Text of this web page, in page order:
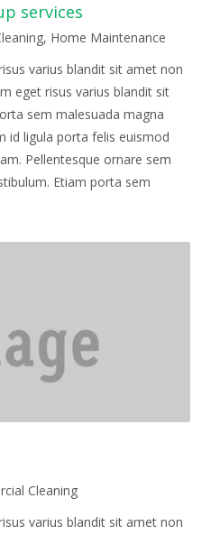
services
, Home Maintenance
varius blandit sit amet non
eget risus varius blandit sit
sem malesuada magna
id ligula porta felis euismod
Pellentesque ornare sem
Etiam porta sem
Cleaning
varius blandit sit amet non